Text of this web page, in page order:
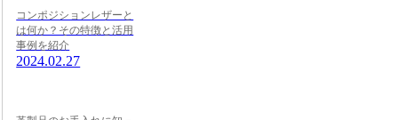
コンポジションレザーと
は何か？その特徴と活用
事例を紹介
2024.02.27